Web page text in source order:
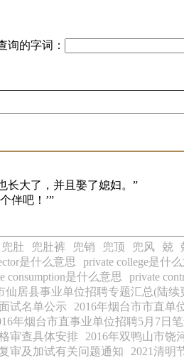
询的字词：
长大了，并且娶了媳妇。”
伴吧！’”
兜肚 兜肚裤 兜销 兜顶 兜风 兢
是什么意思 private college是什
consumption是什么意思 private
仙居县事业单位招聘专题汇总(陆续
试名单公示
2016年烟台市市直单
年烟台市直事业单位招聘5月7日
审查具体安排
2016年双鸭山市饶
审及加试有关问题通知
2021清明